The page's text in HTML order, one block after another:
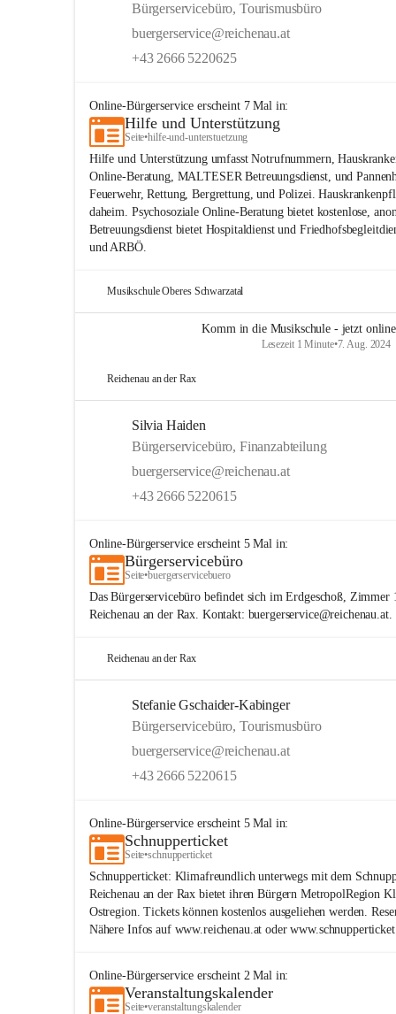
Bürgerservicebüro, Tourismusbüro
buergerservice@reichenau.at
+43 2666 5220625
Online-Bürgerservice erscheint 7Mal in:
Hilfe und Unterstützung
Seite•hilfe-und-unterstuetzung
Hilfe und Unterstützung umfasst Notrufnummern,
Online-Beratung, MALTESER Betreuungsdienst, und
Feuerwehr, Rettung, Bergrettung, und Polizei.
daheim. Psychosoziale Online-Beratung bietet kostenlose,
Betreuungsdienst bietet Hospitaldienst und
und ARBÖ.
Musikschule Oberes Schwarzatal
Komm in die Musikschule - jetzt
Lesezeit 1 Minute•7. Aug. 2024
Reichenau an der Rax
Silvia Haiden
Bürgerservicebüro, Finanzabteilung
buergerservice@reichenau.at
+43 2666 5220615
Online-Bürgerservice erscheint 5Mal in:
Bürgerservicebüro
Seite•buergerservicebuero
Das Bürgerservicebüro befindet sich im Erdgeschoß, Zimmer
Reichenau an der Rax. Kontakt: buergerservice@reichenau.at.
Reichenau an der Rax
Stefanie Gschaider-Kabinger
Bürgerservicebüro, Tourismusbüro
buergerservice@reichenau.at
+43 2666 5220615
Online-Bürgerservice erscheint 5Mal in:
Schnupperticket
Seite•schnupperticket
Schnupperticket: Klimafreundlich unterwegs mit dem
Reichenau an der Rax bietet ihren Bürgern MetropolRegion
Ostregion. Tickets können kostenlos ausgeliehen werden.
Nähere Infos auf www.reichenau.at oder
Online-Bürgerservice erscheint 2Mal in:
Veranstaltungskalender
Seite•veranstaltungskalender